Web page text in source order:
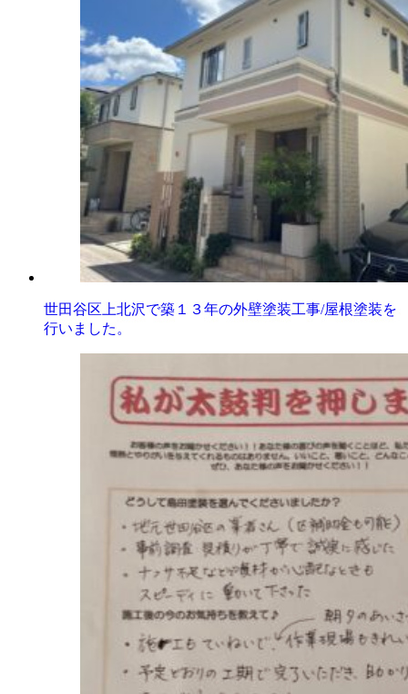
世田谷区上北沢で築１３年の外壁塗装工事/屋根塗装を
行いました。